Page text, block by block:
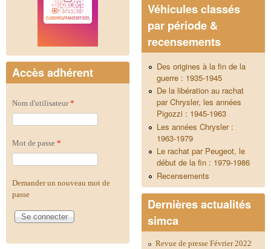
Accès adhérent
Nom d'utilisateur*
Mot de passe *
Demander un nouveau mot de
passe
Véhicules classés
par période &
recensements
Des origines à la fin de la
guerre : 1935-1945
De la libération au rachat
par Chrysler, les années
Pigozzi : 1945-1963
Les années Chrysler :
1963-1979
Le rachat par Peugeot, le
début de la fin : 1979-1986
Recensements
Dernières actualités
simca
Revue de presse Février 2022